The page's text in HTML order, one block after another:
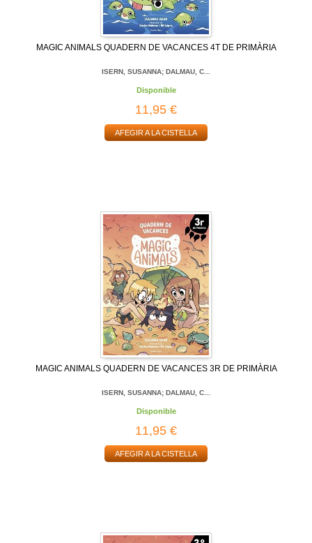
MAGIC ANIMALS QUADERN DE VACANCES 4T DE PRIMÀRIA
ISERN, SUSANNA; DALMAU, C...
Disponible
11,95 €
AFEGIR A LA CISTELLA
MAGIC ANIMALS QUADERN DE VACANCES 3R DE PRIMÀRIA
ISERN, SUSANNA; DALMAU, C...
Disponible
11,95 €
AFEGIR A LA CISTELLA